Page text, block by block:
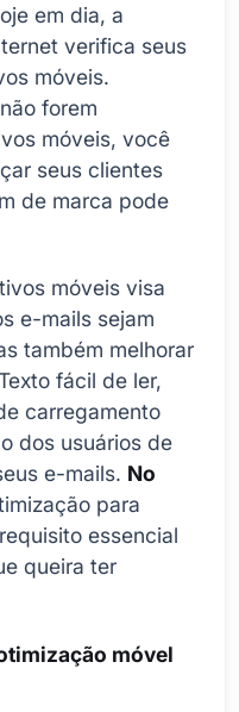
em dia, a
verifica seus
móveis.
forem
móveis, você
seus clientes
de marca pode
móveis visa
e-mails sejam
também melhorar
fácil de ler,
carregamento
dos usuários de
e-mails. No
para
essencial
queira ter
móvel